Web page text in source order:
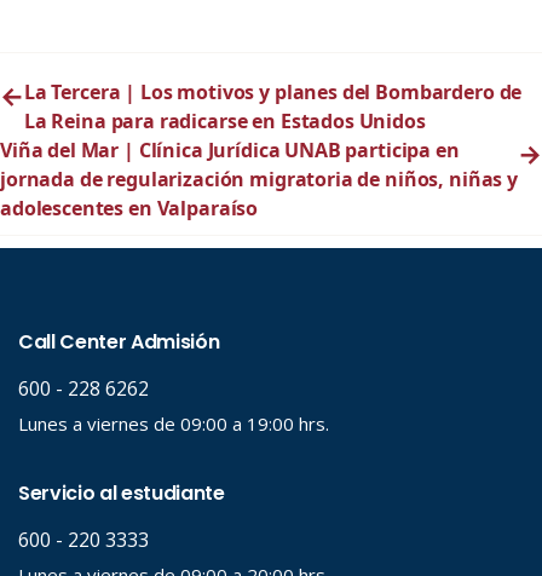
←La Tercera | Los motivos y planes del Bombardero de
La Reina para radicarse en Estados Unidos
Viña del Mar | Clínica Jurídica UNAB participa en
jornada de regularización migratoria de niños, niñas y
adolescentes en Valparaíso
→